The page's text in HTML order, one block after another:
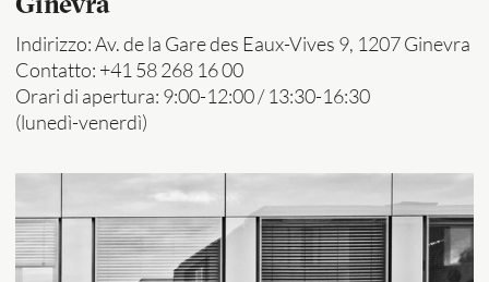
Indirizzo: Av. de la Gare des Eaux-Vives 9, 1207 Ginevra
Contatto: +41 58 268 16 00
Orari di apertura: 9:00-12:00 / 13:30-16:30
(lunedì-venerdì)